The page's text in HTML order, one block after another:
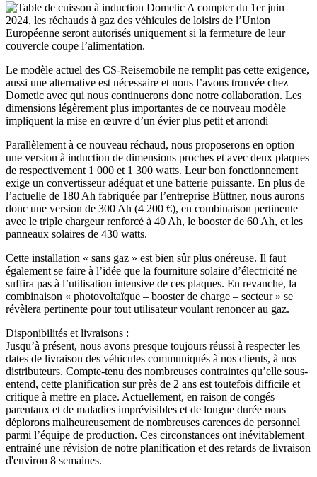
A compter du 1er juin
2024, les réchauds à gaz des véhicules de loisirs de l’Union
Européenne seront autorisés uniquement si la fermeture de leur
couvercle coupe l’alimentation.
Le modèle actuel des CS-Reisemobile ne remplit pas cette exigence,
aussi une alternative est nécessaire et nous l’avons trouvée chez
Dometic avec qui nous continuerons donc notre collaboration. Les
dimensions légèrement plus importantes de ce nouveau modèle
impliquent la mise en œuvre d’un évier plus petit et arrondi
Parallèlement à ce nouveau réchaud, nous proposerons en option
une version à induction de dimensions proches et avec deux plaques
de respectivement 1 000 et 1 300 watts. Leur bon fonctionnement
exige un convertisseur adéquat et une batterie puissante. En plus de
l’actuelle de 180 Ah fabriquée par l’entreprise Büttner, nous aurons
donc une version de 300 Ah (4 200 €), en combinaison pertinente
avec le triple chargeur renforcé à 40 Ah, le booster de 60 Ah, et les
panneaux solaires de 430 watts.
Cette installation « sans gaz » est bien sûr plus onéreuse. Il faut
également se faire à l’idée que la fourniture solaire d’électricité ne
suffira pas à l’utilisation intensive de ces plaques. En revanche, la
combinaison « photovoltaïque – booster de charge – secteur » se
révèlera pertinente pour tout utilisateur voulant renoncer au gaz.
Disponibilités et livraisons :
Jusqu’à présent, nous avons presque toujours réussi à respecter les
dates de livraison des véhicules communiqués à nos clients, à nos
distributeurs. Compte-tenu des nombreuses contraintes qu’elle sous-
entend, cette planification sur près de 2 ans est toutefois difficile et
critique à mettre en place. Actuellement, en raison de congés
parentaux et de maladies imprévisibles et de longue durée nous
déplorons malheureusement de nombreuses carences de personnel
parmi l’équipe de production. Ces circonstances ont inévitablement
entrainé une révision de notre planification et des retards de livraison
d'environ 8 semaines.